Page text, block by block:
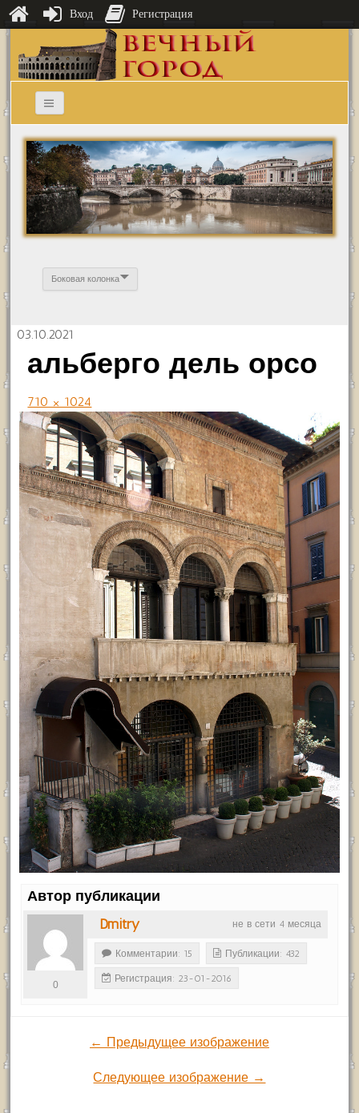
Боковая колонка
03.10.2021
альберго дель орсо
710 × 1024
Автор публикации
не в сети 4 месяца
Dmitry
0
Комментарии: 15 Публикации: 432
Регистрация: 23-01-2016
← Предыдущее изображение
Следующее изображение →
Вход Регистрация